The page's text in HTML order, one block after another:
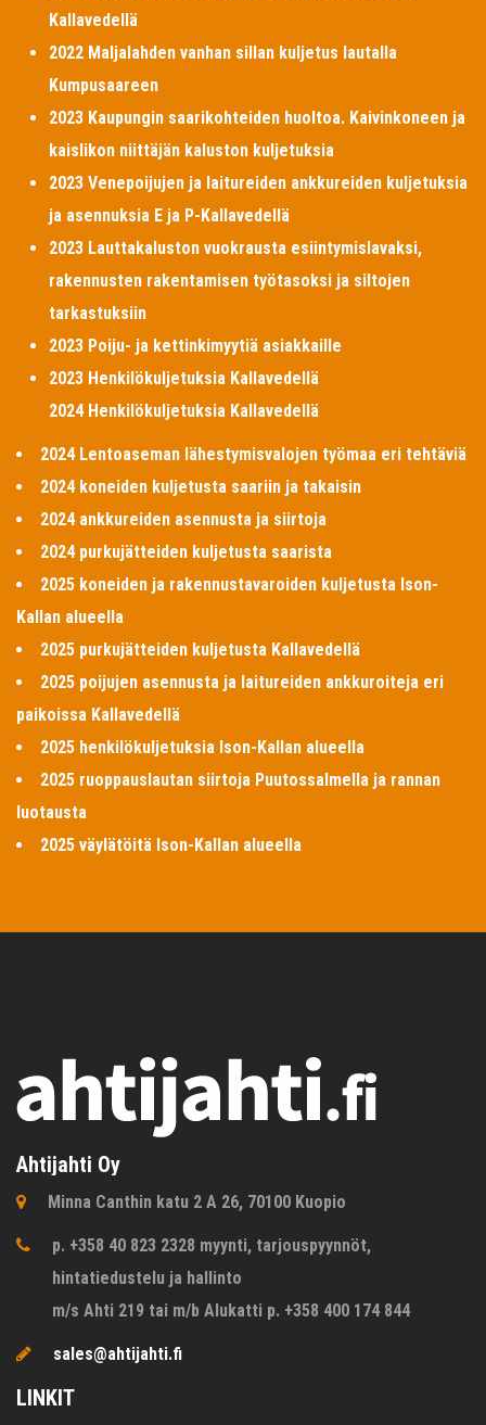
Kallavedellä
2022 Maljalahden vanhan sillan kuljetus lautalla
Kumpusaareen
2023 Kaupungin saarikohteiden huoltoa. Kaivinkoneen ja
kaislikon niittäjän kaluston kuljetuksia
2023 Venepoijujen ja laitureiden ankkureiden kuljetuksia
ja asennuksia E ja P-Kallavedellä
2023 Lauttakaluston vuokrausta esiintymislavaksi,
rakennusten rakentamisen työtasoksi ja siltojen
tarkastuksiin
2023 Poiju- ja kettinkimyytiä asiakkaille
2023 Henkilökuljetuksia Kallavedellä
2024 Henkilökuljetuksia Kallavedellä
2024 Lentoaseman lähestymisvalojen työmaa eri tehtäviä
2024 koneiden kuljetusta saariin ja takaisin
2024 ankkureiden asennusta ja siirtoja
2024 purkujätteiden kuljetusta saarista
2025 koneiden ja rakennustavaroiden kuljetusta Ison-
Kallan alueella
2025 purkujätteiden kuljetusta Kallavedellä
2025 poijujen asennusta ja laitureiden ankkuroiteja eri
paikoissa Kallavedellä
2025 henkilökuljetuksia Ison-Kallan alueella
2025 ruoppauslautan siirtoja Puutossalmella ja rannan
luotausta
2025 väylätöitä Ison-Kallan alueella
Ahtijahti Oy
Minna Canthin katu 2 A 26, 70100 Kuopio
p. +358 40 823 2328 myynti, tarjouspyynnöt,
hintatiedustelu ja hallinto
m/s Ahti 219 tai m/b Alukatti p. +358 400 174 844
sales@ahtijahti.fi
LINKIT